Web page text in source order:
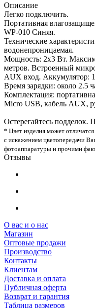
Описание
Легко подключить.
Портативная
WP-010 Синяя.
Технические
водонепроницаемая.
Мощность: 2х3 Вт.
метров. Встроенный
AUX вход. Аккумулятор:
Время зарядки: около 2.5
Комплектация:
Micro USB, кабель AUX,
Остерегайтесь подделок.
* Цвет изделия может отличатся
с искажением цветопередачи
фотоаппаратуры и прочими
Отзывы
О вас и о нас
Магазин
Оптовые продажи
Производство
Контакты
Клиентам
Доставка и оплата
Публичная оферта
Возврат и гарантия
Таблица размеров